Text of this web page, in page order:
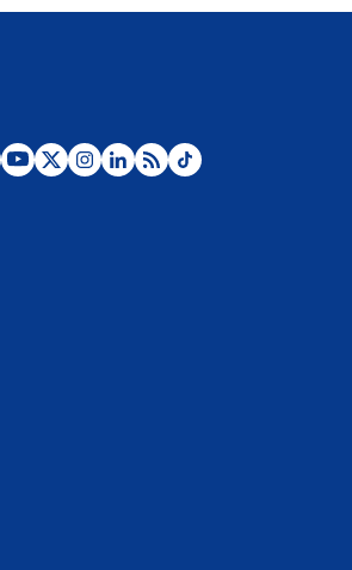
Posesión de Abelardo De La Espriella